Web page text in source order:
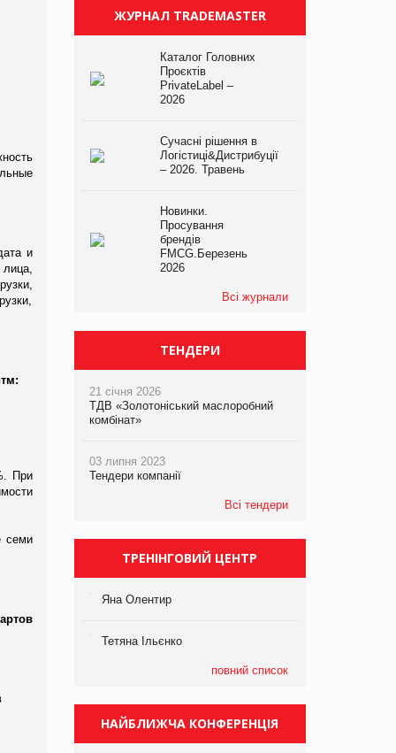
и
При
семи
ЖУРНАЛ TRADEMASTER
Каталог Головних
Проєктів
PrivateLabel –
2026
Сучасні рішення в
Логістиці&Дистрибуції
– 2026. Травень
Новинки.
Просування
брендів
FMCG.Березень
2026
Всі журнали
ТЕНДЕРИ
21 січня 2026
ТДВ «Золотоніський маслоробний
комбінат»
03 липня 2023
Тендери компанії
Всі тендери
ТРЕНІНГОВИЙ ЦЕНТР
Яна Олентир
Тетяна Ільєнко
повний список
НАЙБЛИЖЧА КОНФЕРЕНЦІЯ